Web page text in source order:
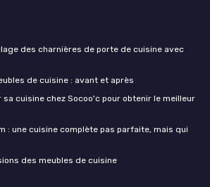
des charnières de porte de cuisine avec
de cuisine : avant et après
sa cuisine chez Socoo'c pour obtenir le meilleur
: une cuisine complète pas parfaite, mais qui
des meubles de cuisine